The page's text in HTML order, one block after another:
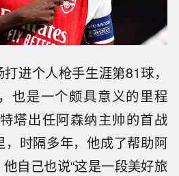
进个人枪手生涯第81球，
也是一个颇具意义的里程
塔出任阿森纳主帅的首战
时隔多年，他成了帮助阿
自己也说“这是一段美好旅